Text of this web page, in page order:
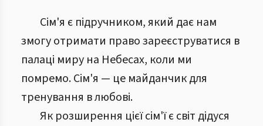
Сім'я є підручником, який дає нам
змогу отримати право зареєструватися в
палаці миру на Небесах, коли ми
помремо. Сім'я — це майданчик для
тренування в любові.
Як розширення цієї сім'ї є світ дідуся